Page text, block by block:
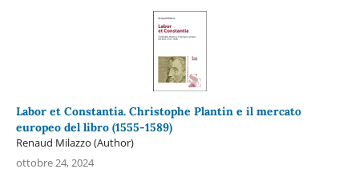
Labor et Constantia. Christophe Plantin e il mercato
europeo del libro (1555-1589)
Renaud Milazzo (Author)
ottobre 24, 2024